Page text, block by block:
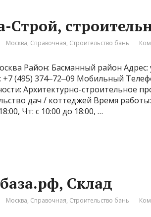
Строй,
Москва, Справочная, Строительство бань
Район: Басманный район Адрес:
+7 (495) 374‒72‒09 Мобильный
Архитектурно-строительное
дач / коттеджей Время работы:
Чт: с 10:00 до 18:00, …
Склад
Москва, Справочная, Строительство бань